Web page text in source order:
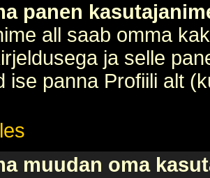
panen
all saab omma
ja selle
ise panna Profiili alt
muudan oma